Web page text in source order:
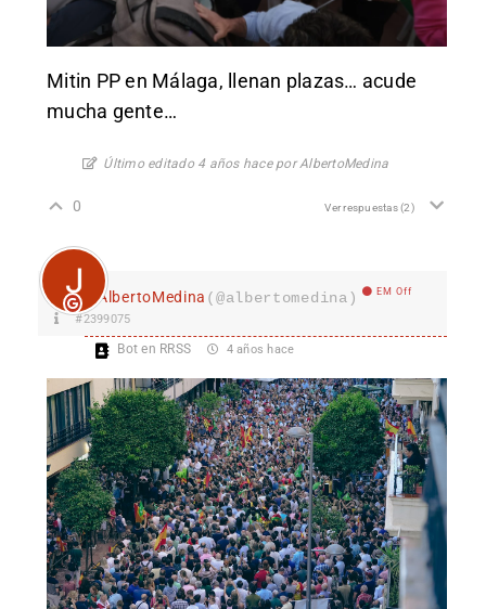
Mitin PP en Málaga, llenan plazas… acude
mucha gente…
Último editado 4 años hace por AlbertoMedina
0 Ver respuestas(2)
AlbertoMedina (@albertomedina) EM Off
#2399075
Bot en RRSS 4 años hace